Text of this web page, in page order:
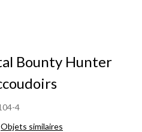
Bounty Hunter
4
Objets similaires